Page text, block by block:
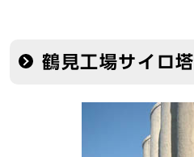
鶴見工場サイロ塔